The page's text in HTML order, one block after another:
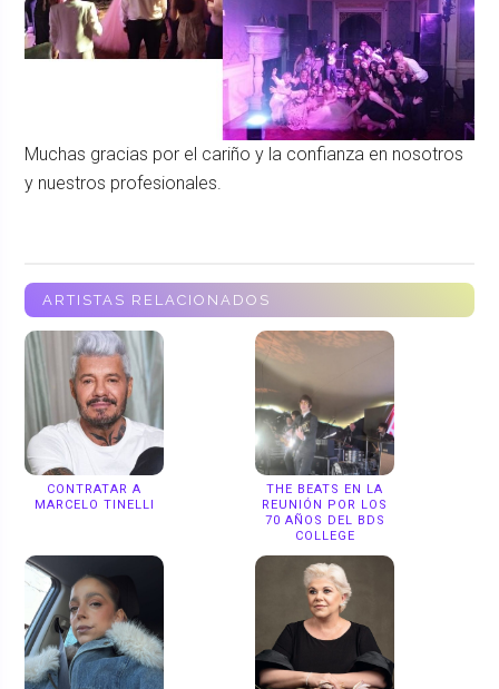
Muchas gracias por el cariño y la confianza en nosotros
y nuestros profesionales.
ARTISTAS RELACIONADOS
CONTRATAR A
MARCELO TINELLI
THE BEATS EN LA
REUNIÓN POR LOS
70 AÑOS DEL BDS
COLLEGE